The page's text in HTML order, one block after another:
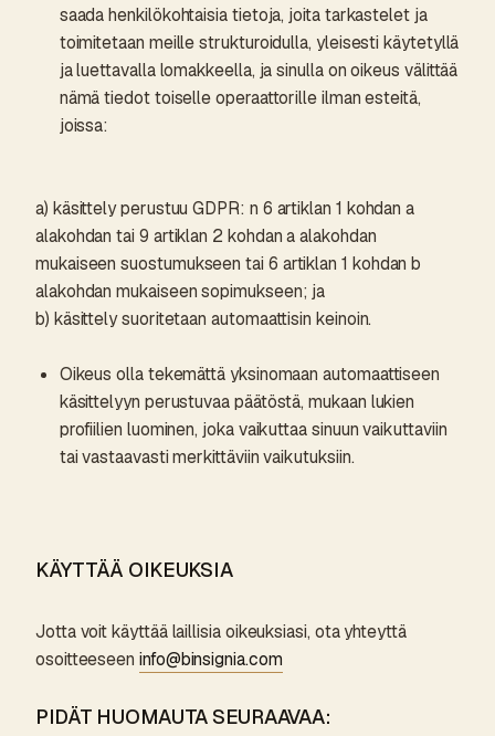
saada henkilökohtaisia tietoja, joita tarkastelet ja
toimitetaan meille strukturoidulla, yleisesti käytetyllä
ja luettavalla lomakkeella, ja sinulla on oikeus välittää
nämä tiedot toiselle operaattorille ilman esteitä,
joissa:
a) käsittely perustuu GDPR: n 6 artiklan 1 kohdan a
alakohdan tai 9 artiklan 2 kohdan a alakohdan
mukaiseen suostumukseen tai 6 artiklan 1 kohdan b
alakohdan mukaiseen sopimukseen; ja
b) käsittely suoritetaan automaattisin keinoin.
Oikeus olla tekemättä yksinomaan automaattiseen
käsittelyyn perustuvaa päätöstä, mukaan lukien
profiilien luominen, joka vaikuttaa sinuun vaikuttaviin
tai vastaavasti merkittäviin vaikutuksiin.
KÄYTTÄÄ OIKEUKSIA
Jotta voit käyttää laillisia oikeuksiasi, ota yhteyttä
osoitteeseen info@binsignia.com
PIDÄT HUOMAUTA SEURAAVAA: